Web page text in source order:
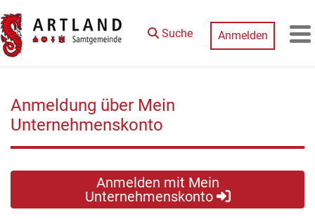
Zum Hauptinhalt springen
Suche Anmelden
Anmeldung über Mein
Unternehmenskonto
Anmelden mit Mein
Unternehmenskonto